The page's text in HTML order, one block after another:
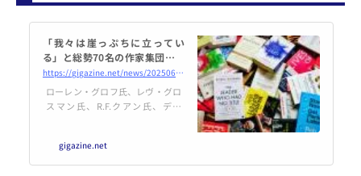
「我々は崖っぷちに立ってい
る」と総勢70名の作家集団が出
版社にAI使用の制限を求める公
開書簡を送付
https://gigazine.net/news/20250629-against-ai-open-letter-from-writers/
ローレン・グロフ氏、レヴ・グロ
スマン氏、R.F.クアン氏、デニ
の使用を制限することを求める公
開書簡を発表しました。
gigazine.net